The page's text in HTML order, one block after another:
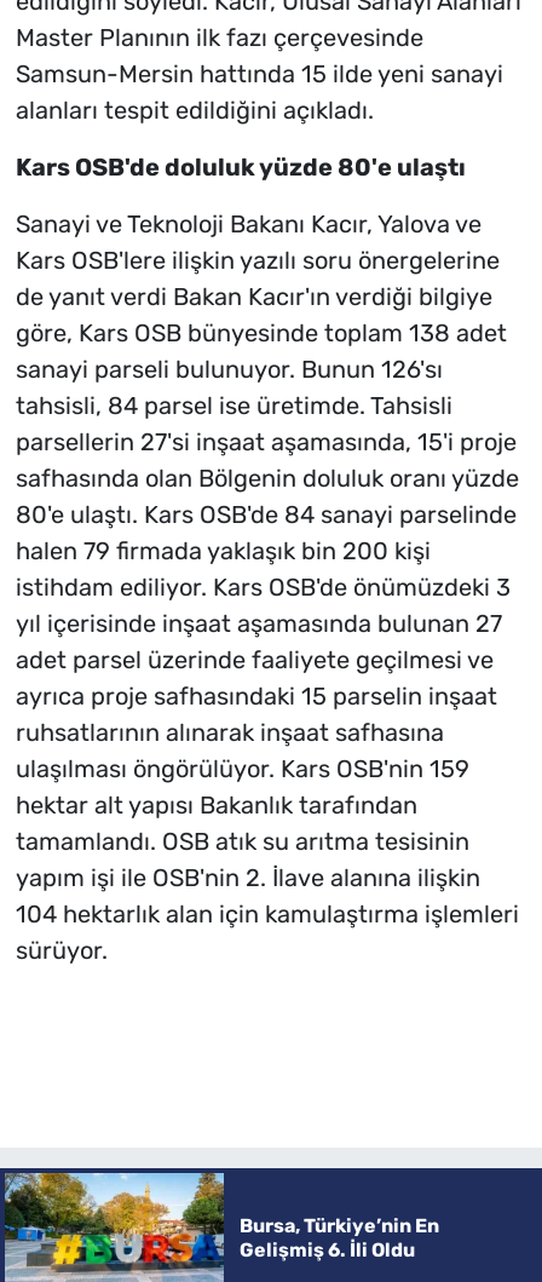
Master Planının ilk fazı çerçevesinde
Samsun-Mersin hattında 15 ilde yeni sanayi
alanları tespit edildiğini açıkladı.
Kars OSB'de doluluk yüzde 80'e ulaştı
Sanayi ve Teknoloji Bakanı Kacır, Yalova ve
Kars OSB'lere ilişkin yazılı soru önergelerine
de yanıt verdi Bakan Kacır'ın verdiği bilgiye
göre, Kars OSB bünyesinde toplam 138 adet
sanayi parseli bulunuyor. Bunun 126'sı
tahsisli, 84 parsel ise üretimde. Tahsisli
parsellerin 27'si inşaat aşamasında, 15'i proje
safhasında olan Bölgenin doluluk oranı yüzde
80'e ulaştı. Kars OSB'de 84 sanayi parselinde
halen 79 firmada yaklaşık bin 200 kişi
istihdam ediliyor. Kars OSB'de önümüzdeki 3
yıl içerisinde inşaat aşamasında bulunan 27
adet parsel üzerinde faaliyete geçilmesi ve
ayrıca proje safhasındaki 15 parselin inşaat
ruhsatlarının alınarak inşaat safhasına
ulaşılması öngörülüyor. Kars OSB'nin 159
hektar alt yapısı Bakanlık tarafından
tamamlandı. OSB atık su arıtma tesisinin
yapım işi ile OSB'nin 2. İlave alanına ilişkin
104 hektarlık alan için kamulaştırma işlemleri
sürüyor.
Bursa, Türkiye’nin En
Gelişmiş 6. İli Oldu